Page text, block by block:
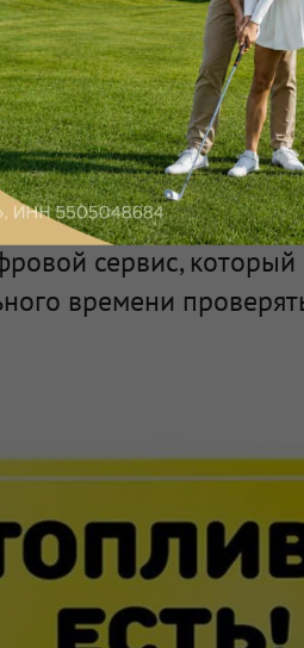
сервис, который
времени